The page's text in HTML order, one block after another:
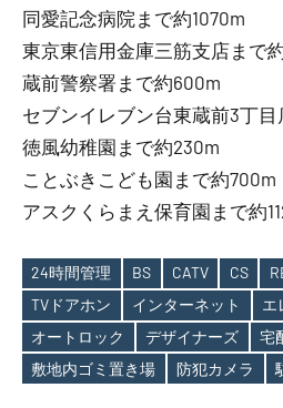
同愛記念病院まで約1070m
東京東信用金庫三筋支店まで
蔵前警察署まで約600m
セブンイレブン台東蔵前3丁
徳風幼稚園まで約230m
ことぶきこども園まで約700m
アスクくらまえ保育園まで約
Tags
24時間管理 BS CATV CS
TVドアホン
インターネット
エ
オートロック
デザイナーズ
宅
敷地内ゴミ置き場
防犯カメラ